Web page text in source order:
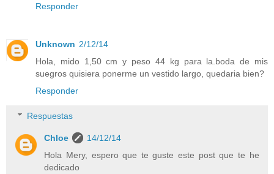
Responder
Unknown 2/12/14
Hola, mido 1,50 cm y peso 44 kg para la.boda de mis
suegros quisiera ponerme un vestido largo, quedaria bien?
Responder
Respuestas
Chloe
14/12/14
Hola Mery, espero que te guste este post que te he
dedicado